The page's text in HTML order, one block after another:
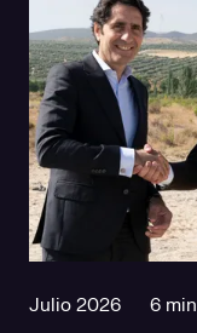
Julio 2026 6 min